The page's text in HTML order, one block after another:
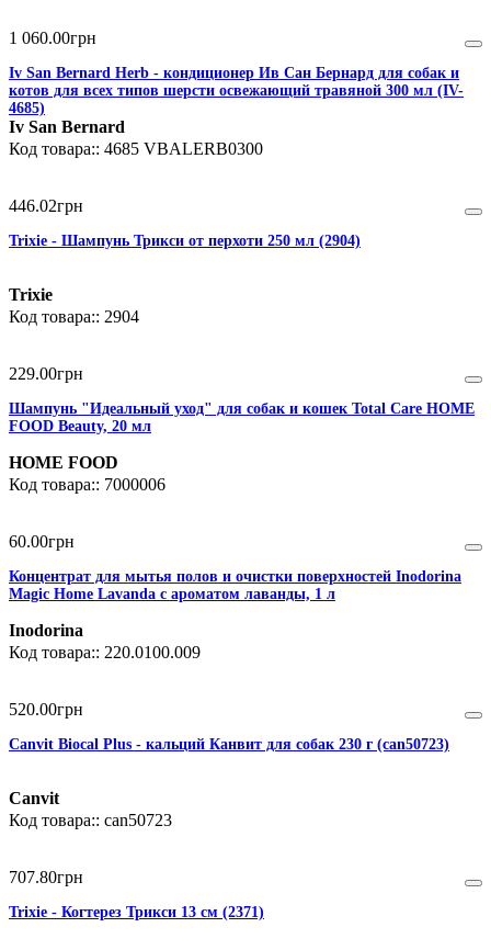
1 060.00грн
Iv San Bernard Herb - кондиционер Ив Сан Бернард для собак и
котов для всех типов шерсти освежающий травяной 300 мл (IV-
4685)
Iv San Bernard
4685 VBALERB0300
446.02грн
Trixie - Шампунь Трикси от перхоти 250 мл (2904)
Trixie
2904
229.00грн
Шампунь "Идеальный уход" для собак и кошек Total Care HOME
FOOD Beauty, 20 мл
HOME FOOD
7000006
60.00грн
Концентрат для мытья полов и очистки поверхностей Inodorina
Magic Home Lavanda с ароматом лаванды, 1 л
Inodorina
220.0100.009
520.00грн
Canvit Biocal Plus - кальций Канвит для собак 230 г (can50723)
Canvit
can50723
707.80грн
Trixie - Когтерез Трикси 13 см (2371)